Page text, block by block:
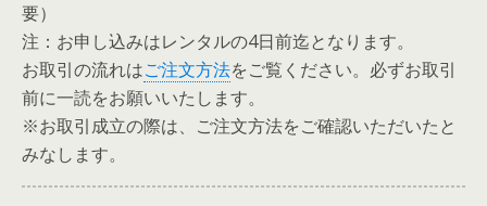
要）
注：お申し込みはレンタルの4日前迄となります。
お取引の流れはご注文方法をご覧ください。必ずお取引
前に一読をお願いいたします。
※お取引成立の際は、ご注文方法をご確認いただいたと
みなします。